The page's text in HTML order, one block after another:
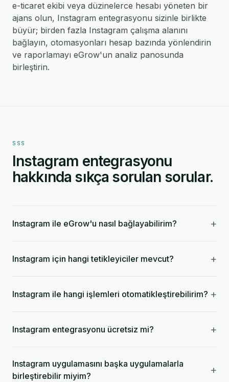
e-ticaret ekibi veya düzinelerce hesabı yöneten bir
ajans olun, Instagram entegrasyonu sizinle birlikte
büyür; birden fazla Instagram çalışma alanını
bağlayın, otomasyonları hesap bazında yönlendirin
ve raporlamayı eGrow'un analiz panosunda
birleştirin.
SSS
Instagram entegrasyonu
hakkında sıkça sorulan sorular.
Instagram ile eGrow'u nasıl bağlayabilirim? +
Instagram için hangi tetikleyiciler mevcut? +
Instagram ile hangi işlemleri otomatikleştirebilirim? +
Instagram entegrasyonu ücretsiz mi? +
Instagram uygulamasını başka uygulamalarla
birleştirebilir miyim?
+